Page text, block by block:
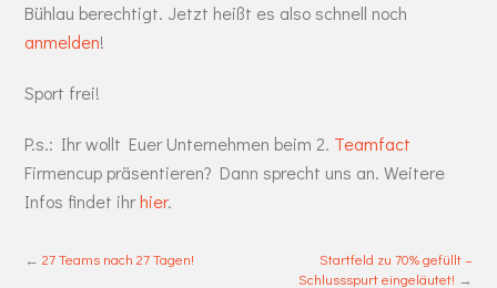
Bühlau berechtigt. Jetzt heißt es also schnell noch
anmelden!
Sport frei!
P.s.: Ihr wollt Euer Unternehmen beim 2. Teamfact
Firmencup präsentieren? Dann sprecht uns an. Weitere
Infos findet ihrhier.
←27 Teams nach 27 Tagen!
Startfeld zu 70% gefüllt –
Schlussspurt eingeläutet! →